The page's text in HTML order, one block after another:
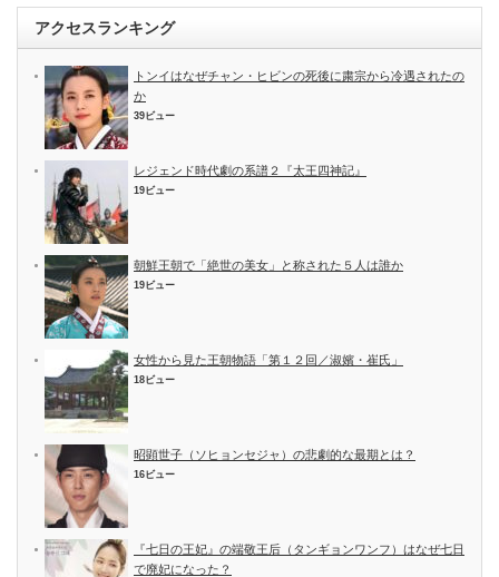
アクセスランキング
トンイはなぜチャン・ヒビンの死後に粛宗から冷遇されたの
か
39ビュー
レジェンド時代劇の系譜２『太王四神記』
19ビュー
朝鮮王朝で「絶世の美女」と称された５人は誰か
19ビュー
女性から見た王朝物語「第１２回／淑嬪・崔氏」
18ビュー
昭顕世子（ソヒョンセジャ）の悲劇的な最期とは？
16ビュー
『七日の王妃』の端敬王后（タンギョンワンフ）はなぜ七日
で廃妃になった？